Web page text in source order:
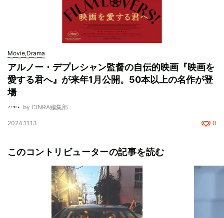
Movie,Drama
アルノー・デプレシャン監督の自伝的映画『映画を
愛する君へ』が来年1月公開。50本以上の名作が登
場
by CINRA編集部
2024.11.13 0
このコントリビューターの記事を読む